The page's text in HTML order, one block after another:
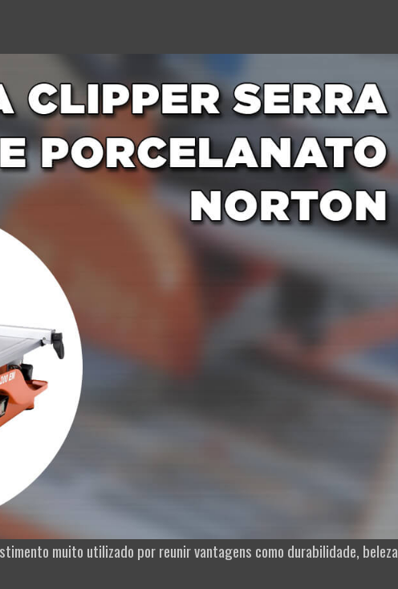
muito utilizado por reunir vantagens como durabilidade, beleza